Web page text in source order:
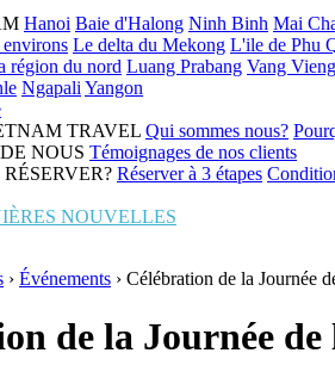
Hanoi Baie d'Halong Ninh Binh Mai
environs Le delta du Mekong L'ile de Phu
région du nord Luang Prabang Vang Vieng
Ngapali Yangon
TRAVEL Qui sommes nous?
NOUS Témoignages de nos clients
Réserver à 3 étapes
NOUVELLES
› Événements › Célébration de la Journée
de la Journée